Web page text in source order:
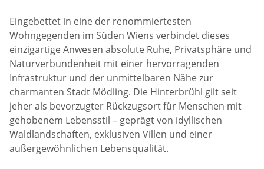
Eingebettet in eine der renommiertesten
Wohngegenden im Süden Wiens verbindet dieses
einzigartige Anwesen absolute Ruhe, Privatsphäre und
Naturverbundenheit mit einer hervorragenden
Infrastruktur und der unmittelbaren Nähe zur
charmanten Stadt Mödling. Die Hinterbrühl gilt seit
jeher als bevorzugter Rückzugsort für Menschen mit
gehobenem Lebensstil – geprägt von idyllischen
Waldlandschaften, exklusiven Villen und einer
außergewöhnlichen Lebensqualität.